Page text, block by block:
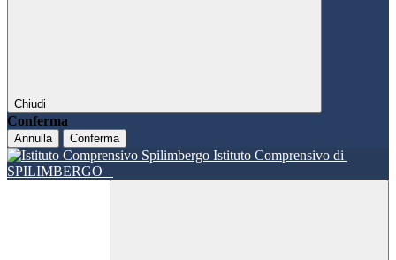
Chiudi
Conferma
Annulla Conferma
Istituto Comprensivo di
SPILIMBERGO